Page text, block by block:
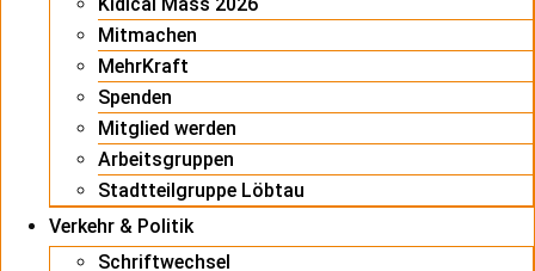
Mitmachen
MehrKraft
Spenden
Mitglied werden
Arbeitsgruppen
Stadtteilgruppe Löbtau
Verkehr & Politik
Schriftwechsel